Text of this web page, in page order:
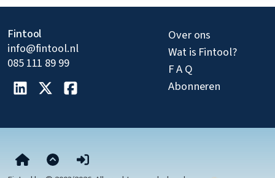
Fintool
info@fintool.nl
085 111 89 99
Over ons
Wat is Fintool?
F A Q
Abonneren